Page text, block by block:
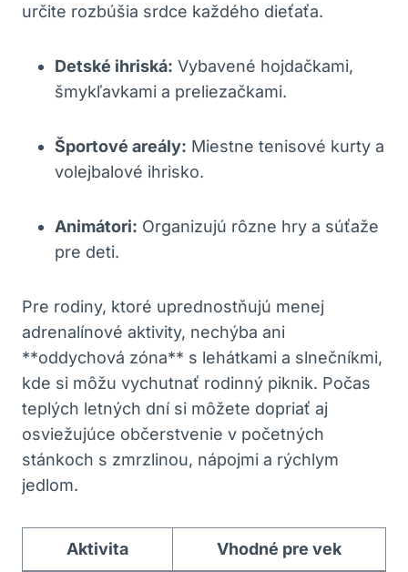
určite rozbúšia srdce každého dieťaťa.
Detské ihriská: Vybavené hojdačkami,
šmykľavkami a preliezačkami.
Športové areály: Miestne tenisové kurty a
volejbalové ihrisko.
Animátori: Organizujú rôzne hry a súťaže
pre deti.
Pre rodiny, ktoré uprednostňujú menej
adrenalínové aktivity, nechýba ani
**oddychová zóna** s lehátkami a slnečníkmi,
kde si môžu vychutnať rodinný piknik. Počas
teplých letných dní si môžete dopriať aj
osviežujúce občerstvenie v početných
stánkoch s zmrzlinou, nápojmi a rýchlym
jedlom.
Aktivita Vhodné pre vek